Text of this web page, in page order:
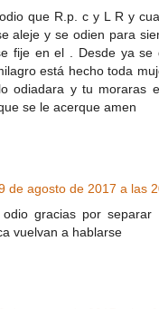
que R.p. c y L R y
aleje y se odien para
fije en el . Desde ya se
está hecho toda
odiadara y tu moraras
se le acerque amen
de agosto de 2017 a las
odio gracias por
vuelvan a hablarse